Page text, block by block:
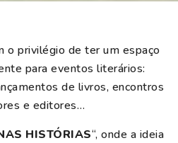
o privilégio de ter um espaço
para eventos literários:
de livros, encontros
e editores…
HISTÓRIAS“, onde a ideia